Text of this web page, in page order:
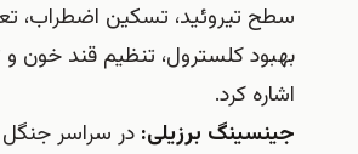
سطح تیروئید، تسکین اضطراب،
بهبود کلسترول، تنظیم قند خون و
اشاره کرد.
جینسینگ برزیلی: در سراسر جنگل